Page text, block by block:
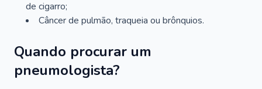
de cigarro;
Câncer de pulmão, traqueia ou brônquios.
Quando procurar um
pneumologista?